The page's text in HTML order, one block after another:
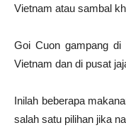
Vietnam atau sambal
Goi Cuon gampang di
Vietnam dan di pusat
Inilah beberapa
salah satu pilihan jika